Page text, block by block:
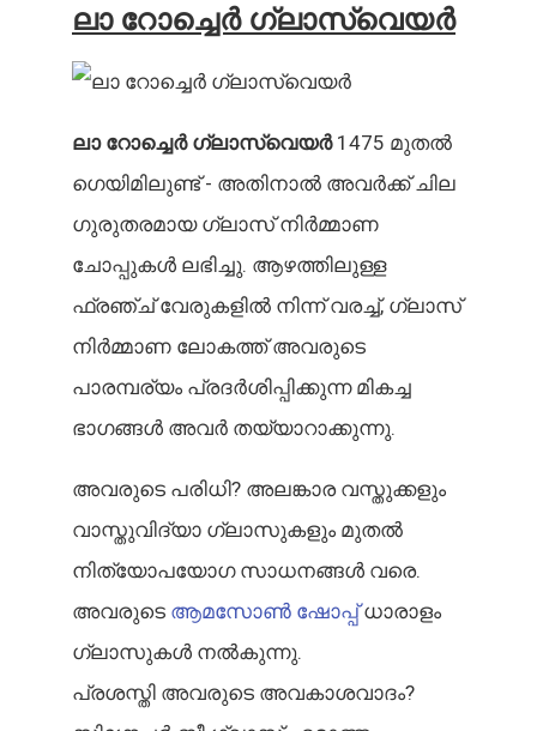
ലാ റോച്ചെർ ഗ്ലാസ്വെയർ
ലാ റോച്ചെർ ഗ്ലാസ്വെയർ1475 മുതൽ
ഗെയിമിലുണ്ട് - അതിനാൽ അവർക്ക് ചില
ഗുരുതരമായ ഗ്ലാസ് നിർമ്മാണ
ചോപ്പുകൾ ലഭിച്ചു. ആഴത്തിലുള്ള
ഫ്രഞ്ച് വേരുകളിൽ നിന്ന് വരച്ച്, ഗ്ലാസ്
നിർമ്മാണ ലോകത്ത് അവരുടെ
പാരമ്പര്യം പ്രദർശിപ്പിക്കുന്ന മികച്ച
ഭാഗങ്ങൾ അവർ തയ്യാറാക്കുന്നു.
അവരുടെ പരിധി? അലങ്കാര വസ്തുക്കളും
വാസ്തുവിദ്യാ ഗ്ലാസുകളും മുതൽ
നിത്യോപയോഗ സാധനങ്ങൾ വരെ.
അവരുടെ ആമസോൺ ഷോപ്പ്ധാരാളം
ഗ്ലാസുകൾ നൽകുന്നു.
പ്രശസ്തി അവരുടെ അവകാശവാദം?